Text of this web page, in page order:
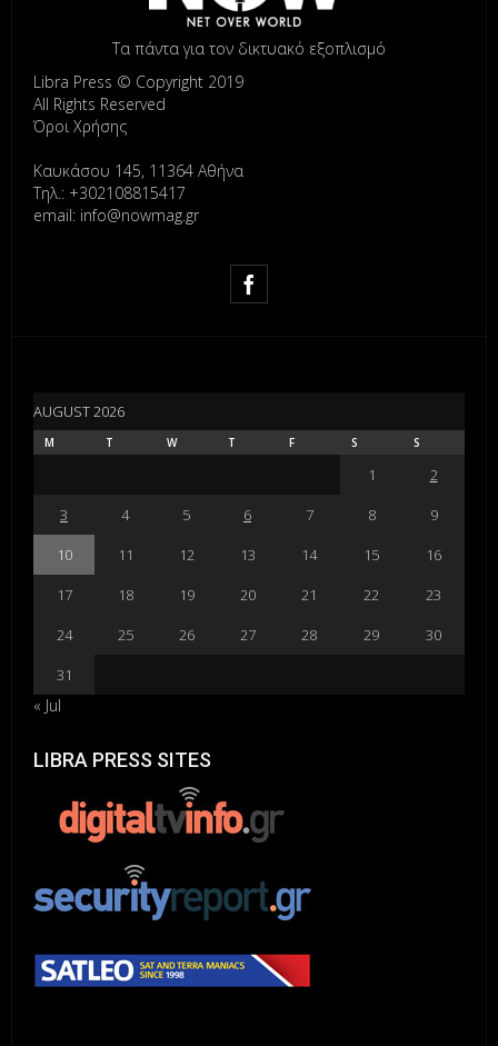
Τα πάντα για τον δικτυακό εξοπλισμό
Libra Press © Copyright 2019
All Rights Reserved
Όροι Χρήσης
Καυκάσου 145, 11364 Αθήνα
Τηλ.: +302108815417
email: info@nowmag.gr
AUGUST 2026
M T W T F S S
1
2
3
4 5 6 7 8
9
10
11 12 13 14 15
16
17
18 19 20 21 22
23
24
25 26 27 28 29
30
31
« Jul
LIBRA PRESS SITES